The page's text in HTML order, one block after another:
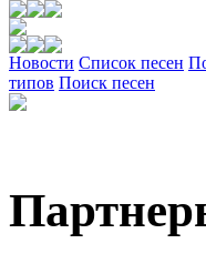
Новости Cписок песен
типов Поиск песен